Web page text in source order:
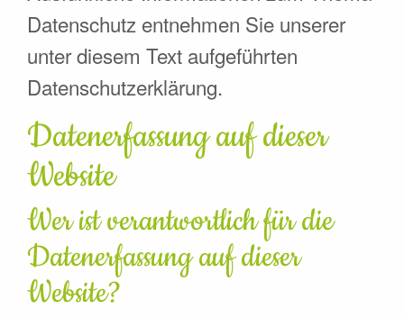
Datenschutz entnehmen Sie unserer
unter diesem Text aufgeführten
Datenschutzerklärung.
Datenerfassung auf dieser
Website
Wer ist verantwortlich für die
Datenerfassung auf dieser
Website?